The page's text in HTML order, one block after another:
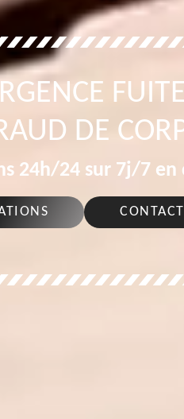
DE
24h/24 sur 7j/7 en